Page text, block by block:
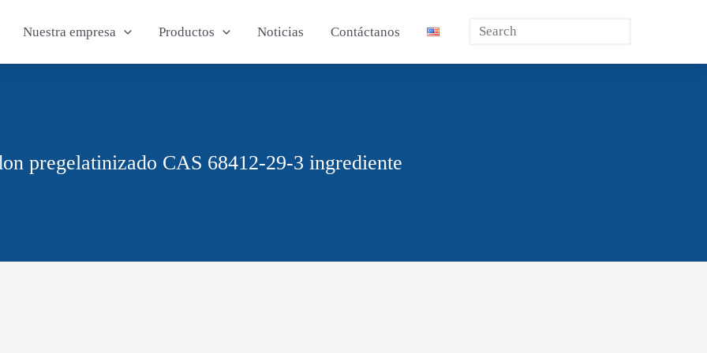
Nuestra empresa Productos Noticias Contáctanos Buscar
pregelatinizado CAS 68412-29-3 ingrediente